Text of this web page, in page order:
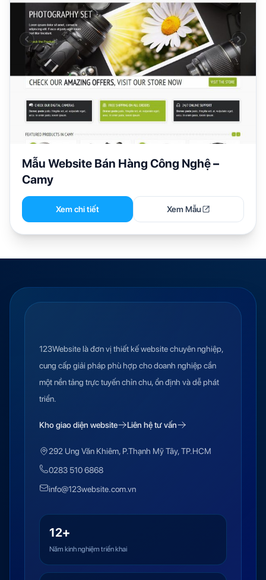
Mẫu Website Bán Hàng Công Nghệ –
Camy
Xem chi tiết Xem Mẫu
123Website là đơn vị thiết kế website chuyên nghiệp,
cung cấp giải pháp phù hợp cho doanh nghiệp cần
một nền tảng trực tuyến chỉn chu, ổn định và dễ phát
triển.
Kho giao diện website Liên hệ tư vấn
292 Ung Văn Khiêm, P.Thạnh Mỹ Tây, TP.HCM
0283 510 6868
info@123website.com.vn
12+
Năm kinh nghiệm triển khai